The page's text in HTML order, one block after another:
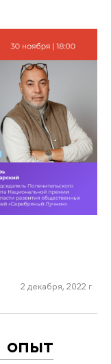
2 декабря, 2022 г.
опыт